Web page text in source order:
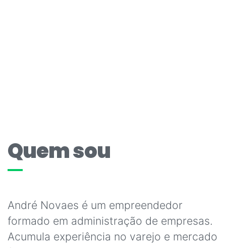
Quem sou
André Novaes é um empreendedor
formado em administração de empresas.
Acumula experiência no varejo e mercado